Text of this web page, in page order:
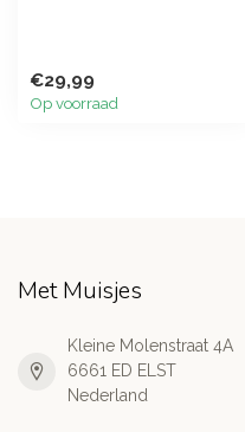
€29,99
Op voorraad
Met Muisjes
Kleine Molenstraat 4A
6661 ED ELST
Nederland